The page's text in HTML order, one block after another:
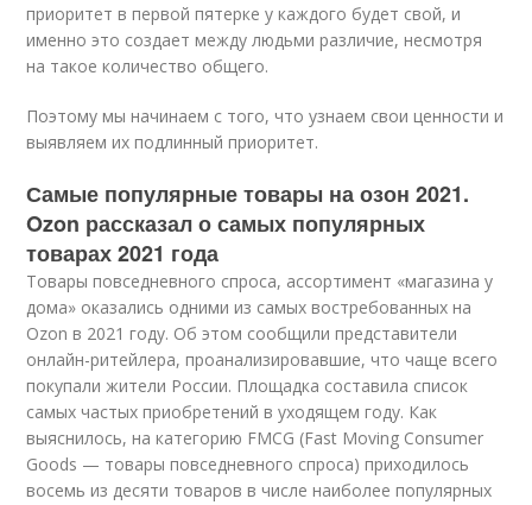
приоритет в первой пятерке у каждого будет свой, и
именно это создает между людьми различие, несмотря
на такое количество общего.
Поэтому мы начинаем с того, что узнаем свои ценности и
выявляем их подлинный приоритет.
Самые популярные товары на озон 2021.
Ozon рассказал о самых популярных
товарах 2021 года
Товары повседневного спроса, ассортимент «магазина у
дома» оказались одними из самых востребованных на
Ozon в 2021 году. Об этом сообщили представители
онлайн-ритейлера, проанализировавшие, что чаще всего
покупали жители России. Площадка составила список
самых частых приобретений в уходящем году. Как
выяснилось, на категорию FMCG (Fast Moving Consumer
Goods — товары повседневного спроса) приходилось
восемь из десяти товаров в числе наиболее популярных